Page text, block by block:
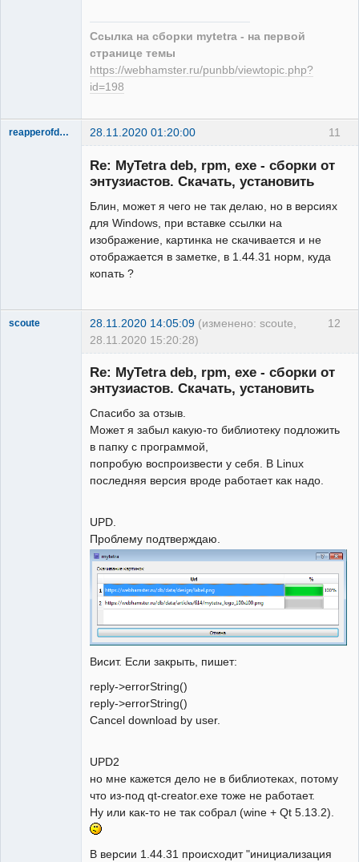
Ссылка на сборки mytetra - на первой
странице темы
https://webhamster.ru/punbb/viewtopic.php?
id=198
11
reapperofdark 28.11.2020 01:20:00
Re: MyTetra deb, rpm, exe - сборки от
энтузиастов. Скачать, установить
Блин, может я чего не так делаю, но в версиях
для Windows, при вставке ссылки на
изображение, картинка не скачивается и не
отображается в заметке, в 1.44.31 норм, куда
копать ?
12
scoute 28.11.2020 14:05:09 (изменено: scoute,
28.11.2020 15:20:28)
Re: MyTetra deb, rpm, exe - сборки от
энтузиастов. Скачать, установить
Спасибо за отзыв.
Может я забыл какую-то библиотеку подложить
в папку с программой,
попробую воспроизвести у себя. В Linux
последняя версия вроде работает как надо.
UPD.
Проблему подтверждаю.
Висит. Если закрыть, пишет:
reply->errorString()
reply->errorString()
Cancel download by user.
UPD2
но мне кажется дело не в библиотеках, потому
что из-под qt-creator.exe тоже не работает.
Ну или как-то не так собрал (wine + Qt 5.13.2).
В версии 1.44.31 происходит "инициализация